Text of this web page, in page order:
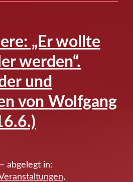
„Er wollte
werden“.
und
von Wolfgang
abgelegt in:
,